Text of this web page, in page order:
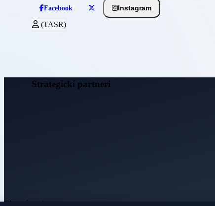
Facebook Instagram
(TASR)
Strategickí partneri
Obecné noviny